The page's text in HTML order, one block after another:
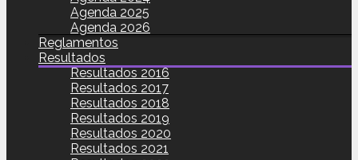
Agenda 2025
Agenda 2026
Reglamentos
Resultados
Resultados 2016
Resultados 2017
Resultados 2018
Resultados 2019
Resultados 2020
Resultados 2021